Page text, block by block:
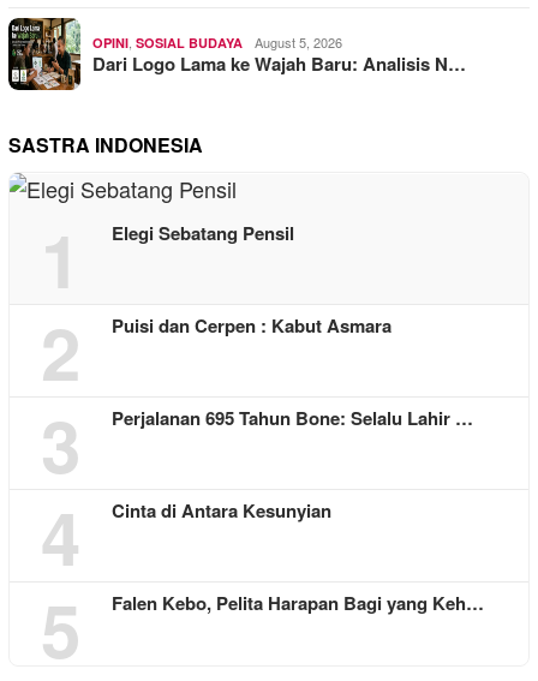
OPINI SOSIAL BUDAYA August 5, 2026
Dari Logo Lama ke Wajah Baru: Analisis N…
SASTRA INDONESIA
1 Elegi Sebatang Pensil
2 Puisi dan Cerpen : Kabut Asmara
3 Perjalanan 695 Tahun Bone: Selalu Lahir …
4 Cinta di Antara Kesunyian
5 Falen Kebo, Pelita Harapan Bagi yang Keh…